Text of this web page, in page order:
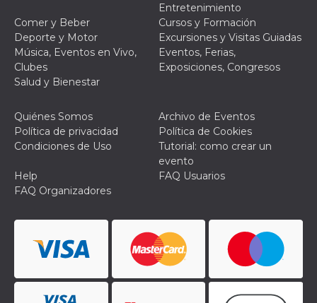
Entretenimiento
Comer y Beber
Cursos y Formación
Deporte y Motor
Excursiones y Visitas Guiadas
Música, Eventos en Vivo,
Clubes
Eventos, Ferias,
Exposiciones, Congresos
Salud y Bienestar
Quiénes Somos
Archivo de Eventos
Política de privacidad
Política de Cookies
Condiciones de Uso
Tutorial: como crear un
evento
Help
FAQ Usuarios
FAQ Organizadores